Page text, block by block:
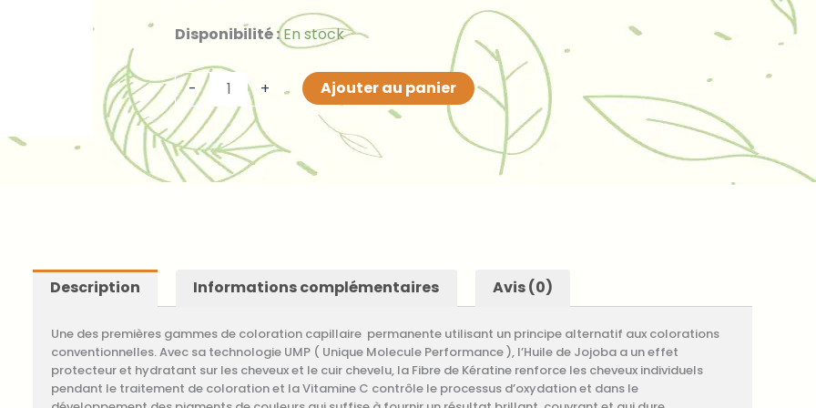
était :
22,00 €.
est :
11,00 €.
Disponibilité : En stock
-
quantité
Coloration
Blond
moyen
doré
(n°7,3)
+ Ajouter au panier
Description Informations complémentaires Avis (0)
Une des premières gammes de coloration capillaire permanente utilisant un principe alternatif aux colorations
conventionnelles. Avec sa technologie UMP ( Unique Molecule Performance ), l’Huile de Jojoba a un effet
protecteur et hydratant sur les cheveux et le cuir chevelu, la Fibre de Kératine renforce les cheveux individuels
pendant le traitement de coloration et la Vitamine C contrôle le processus d’oxydation et dans le